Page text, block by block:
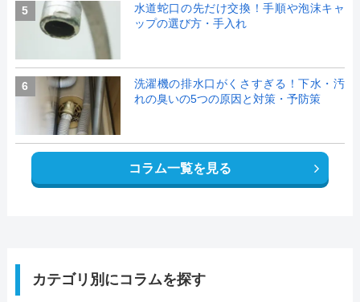
5
水道蛇口の先だけ交換！手順や泡沫キャ
ップの選び方・手入れ
6
洗濯機の排水口がくさすぎる！下水・汚
れの臭いの5つの原因と対策・予防策
コラム一覧を見る
カテゴリ別にコラムを探す